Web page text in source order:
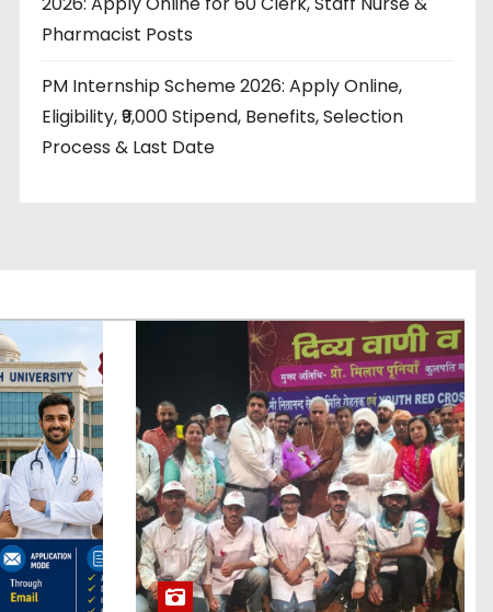
Pharmacist Posts
PM Internship Scheme 2026: Apply Online,
Eligibility, ₹9,000 Stipend, Benefits, Selection
Process & Last Date